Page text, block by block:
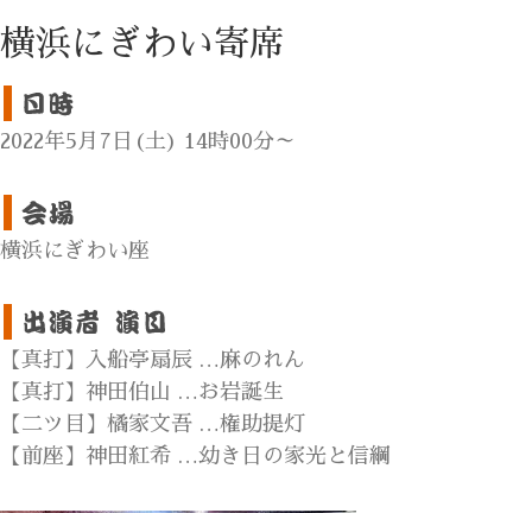
横浜にぎわい寄席
2022年5月7日(土) 14時00分～
横浜にぎわい座
【真打】入船亭扇辰 …麻のれん
【真打】神田伯山 …お岩誕生
【二ツ目】橘家文吾 …権助提灯
【前座】神田紅希 …幼き日の家光と信綱